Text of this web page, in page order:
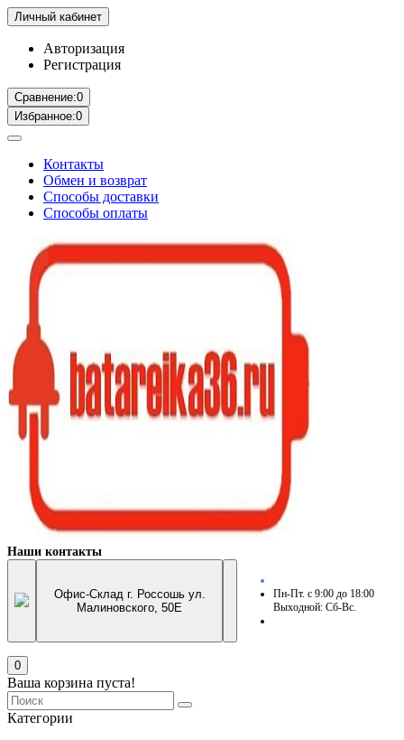
Личный кабинет
Авторизация
Регистрация
Сравнение:0
Избранное:0
Контакты
Обмен и возврат
Способы доставки
Способы оплаты
Наши контакты
Офис-Склад г. Россошь ул.
Малиновского, 50Е
Пн-Пт. с 9:00 до 18:00
Выходной: Сб-Вс.
0
Ваша корзина пуста!
Категории